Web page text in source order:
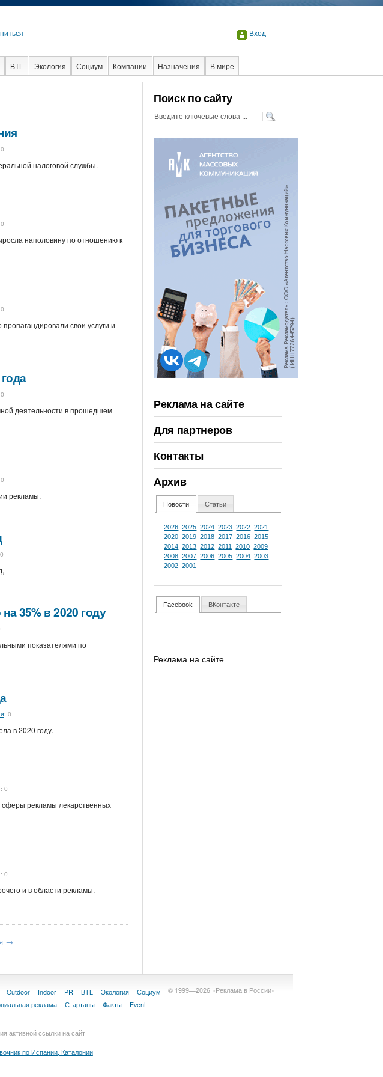
Вход
BTL Экология Социум Компании Назначения
В мире
Поиск по сайту
Реклама на сайте
Для партнеров
Контакты
Архив
Новости Статьи
2026 2025 2024 2023 2022 2021
2020 2019 2018 2017 2016 2015
2014 2013 2012 2011 2010 2009
2008 2007 2006 2005 2004 2003
2002 2001
Facebook ВКонтакте
Реклама на сайте
налоговой службы.
наполовину по отношению к
свои услуги и
деятельности в прошедшем
рекламы.
35% в 2020 году
показателями по
: 0
в 2020 году.
: 0
сферы рекламы лекарственных
: 0
и в области рекламы.
→
© 1999—2026 «Реклама в России»
Outdoor Indoor PR BTL Экология
Социум
реклама Стартапы Факты
Event
активной ссылки на сайт
по Испании, Каталонии